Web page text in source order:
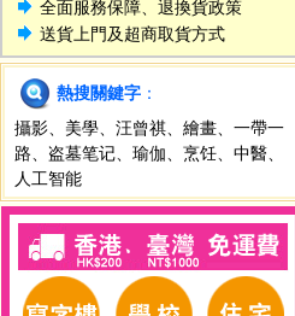
全面服務保障、退換貨政策
送貨上門及超商取貨方式
熱搜關鍵字 ：
攝影
美學 汪曾祺 繪畫
一帶一
路
盗墓笔记 瑜伽 烹饪 中醫
人工智能